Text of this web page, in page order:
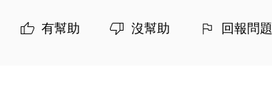
有幫助 沒幫助 回報問題